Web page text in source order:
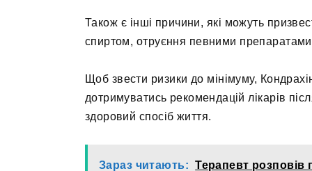
Також є інші причини, які можуть
спиртом, отруєння певними
Щоб звести ризики до мінімуму,
дотримуватись рекомендацій лікарів
здоровий спосіб життя.
Зараз читають: Терапевт розповів